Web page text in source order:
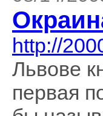
http://
Львове
первая